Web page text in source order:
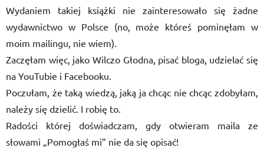
Wydaniem takiej książki nie zainteresowało się żadne
wydawnictwo w Polsce (no, może któreś pominęłam w
moim mailingu, nie wiem).
Zaczęłam więc, jako Wilczo Głodna, pisać bloga, udzielać się
na YouTubie i Facebooku.
Poczułam, że taką wiedzą, jaką ja chcąc nie chcąc zdobyłam,
należy się dzielić. I robię to.
Radości której doświadczam, gdy otwieram maila ze
słowami „Pomogłaś mi” nie da się opisać!